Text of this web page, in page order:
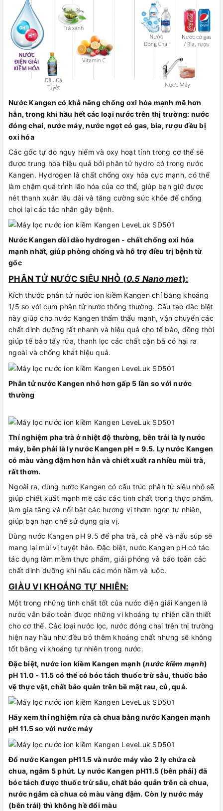
Nước Kangen có khả năng chống oxi hóa mạnh mẽ hơn
hẳn, trong khi hầu hết các loại nước trên thị trường: nước
đóng chai, nước máy, nước ngọt có gas, bia, rượu đều bị
oxi hóa
Các gốc tự do nguy hiểm và oxy hoạt tính trong cơ thể sẽ
được trung hòa hiệu quả bởi phân tử hydro có trong nước
Kangen. Hydrogen là chất chống oxy hóa cực mạnh, có thể
làm chậm quá trình lão hóa của cơ thể, giúp bạn giữ được
nét thanh xuân lâu dài và tăng cường sức khỏe để chống
chọi lại các tác nhân gây bệnh.
Nước Kangen dồi dào hydrogen - chất chống oxi hóa
mạnh nhất, giúp phòng chống và hỗ trợ điều trị bệnh từ
gốc
PHÂN TỬ NƯỚC SIÊU NHỎ (0.5 Nano met):
Kích thước phân tử nước ion kiềm Kangen chỉ bằng khoảng
1/5 so với cụm phân tử nước thông thường. Cấu tạo đặc biệt
này giúp cho nước Kangen thẩm thấu mạnh, vận chuyển các
chất dinh dưỡng rất nhanh và hiệu quả cho tế bào, đồng thời
giúp tế bào tẩy rửa, thanh lọc các chất cặn bã có hại ra
ngoài và chống khát hiệu quả.
Phân tử nước Kangen nhỏ hơn gấp 5 lần so với nước
thường
Thí nghiệm pha trà ở nhiệt độ thường, bên trái là ly nước
máy, bên phải là ly nước Kangen pH = 9.5. Ly nước Kangen
có màu vàng đậm hơn hẳn và chiết xuất ra nhiều mùi trà,
rất thơm.
Ngoài ra, dùng nước Kangen có cấu trúc phân tử siêu nhỏ sẽ
giúp chiết xuất mạnh mẽ các các tinh chất trong thực phẩm,
làm gia tăng và nổi bật các hương vị thơm ngon tự nhiên,
giúp bạn hạn chế sử dụng gia vị.
Dùng nước Kangen pH 9.5 để pha trà, cà phê và nấu súp sẽ
mang lại mùi vị tuyệt hảo. Đặc biệt, nước Kangen pH có tác
tác dụng làm mềm thực phẩm, giải phóng và bảo toàn các
chất dinh dưỡng khi nấu các món hầm và luộc.
GIÀU VI KHOÁNG TỰ NHIÊN:
Một trong những tính chất tốt của nước điện giải Kangen là
nước vẫn bảo toàn được những vi khoáng tự nhiên cần thiết
cho cơ thể. Các loại nước lọc, nước đóng chai trên thị trường
hiện nay hầu như đều bỏ thêm khoáng chất nhưng sẽ không
tốt bằng vi khoáng tự nhiên trong nước.
Đặc biệt, nước ion kiềm Kangen mạnh (nước kiềm mạnh)
pH 11.0 - 11.5 có thể có bóc tách thuốc trừ sâu, thuốc bảo
vệ thực vật, chất bảo quản trên bề mặt rau, củ, quả.
Hãy xem thí nghiệm rửa cà chua bằng nước Kangen mạnh
pH 11.5 so với nước máy
Đổ nước Kangen pH11.5 và nước máy vào 2 ly chứa cà
chua, ngâm 5 phút. Ly nước Kangen pH11.5 (bên phải) đã
bóc tách được thuốc trừ sâu, chất bảo quản trên cà chua,
nước ngâm cà chua có màu vàng đậm. Còn ly nước máy
(bên trái) thì không hề đổi màu